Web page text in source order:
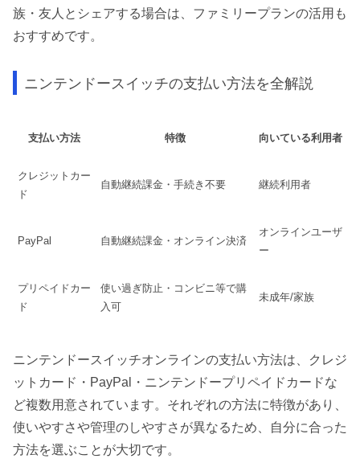
族・友人とシェアする場合は、ファミリープランの活用も
おすすめです。
ニンテンドースイッチの支払い方法を全解説
支払い方法 特徴 向いている利用者
クレジットカー
ド
自動継続課金・手続き不要 継続利用者
PayPal 自動継続課金・オンライン決済
オンラインユーザ
ー
プリペイドカー
ド
使い過ぎ防止・コンビニ等で購
入可
未成年/家族
ニンテンドースイッチオンラインの支払い方法は、クレジ
ットカード・PayPal・ニンテンドープリペイドカードな
ど複数用意されています。それぞれの方法に特徴があり、
使いやすさや管理のしやすさが異なるため、自分に合った
方法を選ぶことが大切です。